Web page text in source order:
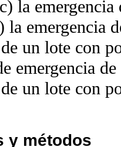
la
la emergencia
un lote con
emergencia
un lote con
y métodos